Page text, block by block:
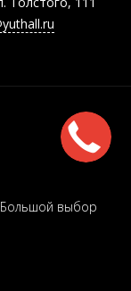
Большой выбор